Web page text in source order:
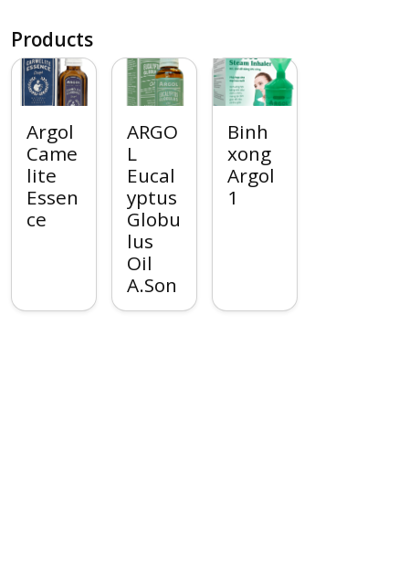
Products
Argol
Came
lite
Essen
ce
ARGO
L
Eucal
yptus
Globu
lus
Oil
A.Son
Binh
xong
Argol
1